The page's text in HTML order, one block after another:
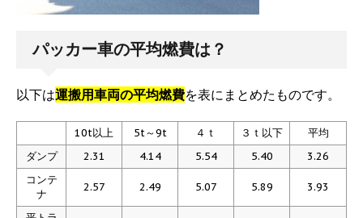
パッカー車の平均燃費は？
以下は運搬用車両の平均燃費を表にまとめたものです。
10t以上 5t～9t ４ｔ ３ｔ以下
平均
ダンプ
2.31 4.14 5.54 5.40
3.26
コンテ
ナ
2.57 2.49 5.07 5.89 3.93